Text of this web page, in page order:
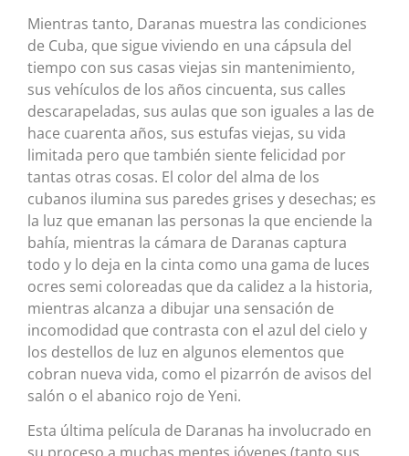
Mientras tanto, Daranas muestra las condiciones
de Cuba, que sigue viviendo en una cápsula del
tiempo con sus casas viejas sin mantenimiento,
sus vehículos de los años cincuenta, sus calles
descarapeladas, sus aulas que son iguales a las de
hace cuarenta años, sus estufas viejas, su vida
limitada pero que también siente felicidad por
tantas otras cosas. El color del alma de los
cubanos ilumina sus paredes grises y desechas; es
la luz que emanan las personas la que enciende la
bahía, mientras la cámara de Daranas captura
todo y lo deja en la cinta como una gama de luces
ocres semi coloreadas que da calidez a la historia,
mientras alcanza a dibujar una sensación de
incomodidad que contrasta con el azul del cielo y
los destellos de luz en algunos elementos que
cobran nueva vida, como el pizarrón de avisos del
salón o el abanico rojo de Yeni.
Esta última película de Daranas ha involucrado en